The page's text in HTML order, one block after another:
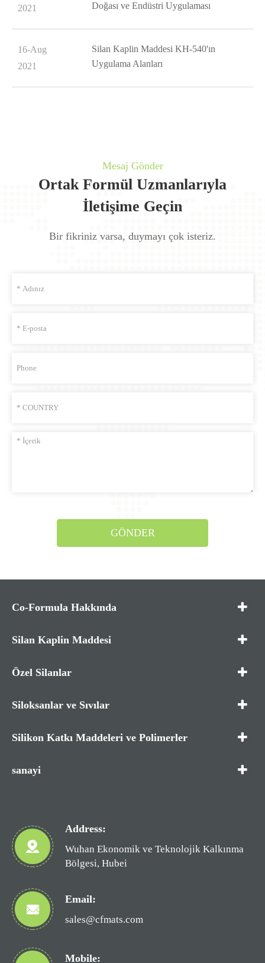
2021
Doğası ve Endüstri Uygulaması
16-Aug
2021
Silan Kaplin Maddesi KH-540'ın
Uygulama Alanları
Mesaj Gönder
Ortak Formül Uzmanlarıyla
İletişime Geçin
Bir fikriniz varsa, duymayı çok isteriz.
GÖNDER
Co-Formula Hakkında
Silan Kaplin Maddesi
Özel Silanlar
Siloksanlar ve Sıvılar
Silikon Katkı Maddeleri ve Polimerler
sanayi
Address:
Wuhan Ekonomik ve Teknolojik Kalkınma
Bölgesi, Hubei
Email:
sales@cfmats.com
Mobile: